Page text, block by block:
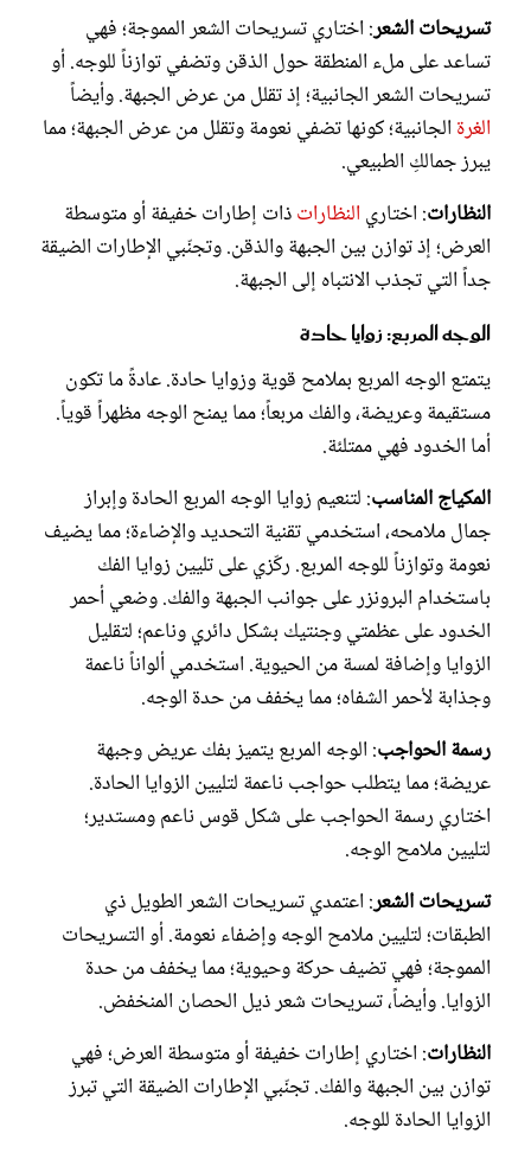
تسريحات الشعر: اختاري تسريحات الشعر المموجة؛ فهي
تساعد على ملء المنطقة حول الذقن وتضفي توازناً للوجه. أو
تسريحات الشعر الجانبية؛ إذ تقلل من عرض الجبهة. وأيضاً
الغرة الجانبية؛ كونها تضفي نعومة وتقلل من عرض الجبهة؛ مما
يبرز جمالكِ الطبيعي.
النظارات: اختاري النظاراتذات إطارات خفيفة أو متوسطة
العرض؛ إذ توازن بين الجبهة والذقن. وتجنّبي الإطارات الضيقة
جداً التي تجذب الانتباه إلى الجبهة.
الوجه المربع: زوايا حادة
يتمتع الوجه المربع بملامح قوية وزوايا حادة. عادةً ما تكون
مستقيمة وعريضة، والفك مربعاً؛ مما يمنح الوجه مظهراً قوياً.
أما الخدود فهي ممتلئة.
المكياج المناسب: لتنعيم زوايا الوجه المربع الحادة وإبراز
جمال ملامحه، استخدمي تقنية التحديد والإضاءة؛ مما يضيف
نعومة وتوازناً للوجه المربع. ركّزي على تليين زوايا الفك
باستخدام البرونزر على جوانب الجبهة والفك. وضعي أحمر
الخدود على عظمتي وجنتيك بشكل دائري وناعم؛ لتقليل
الزوايا وإضافة لمسة من الحيوية. استخدمي ألواناً ناعمة
وجذابة لأحمر الشفاه؛ مما يخفف من حدة الوجه.
رسمة الحواجب: الوجه المربع يتميز بفك عريض وجبهة
عريضة؛ مما يتطلب حواجب ناعمة لتليين الزوايا الحادة.
اختاري رسمة الحواجب على شكل قوس ناعم ومستدير؛
لتليين ملامح الوجه.
تسريحات الشعر: اعتمدي تسريحات الشعر الطويل ذي
الطبقات؛ لتليين ملامح الوجه وإضفاء نعومة. أو التسريحات
المموجة؛ فهي تضيف حركة وحيوية؛ مما يخفف من حدة
الزوايا. وأيضاً، تسريحات شعر ذيل الحصان المنخفض.
النظارات: اختاري إطارات خفيفة أو متوسطة العرض؛ فهي
توازن بين الجبهة والفك. تجنّبي الإطارات الضيقة التي تبرز
الزوايا الحادة للوجه.